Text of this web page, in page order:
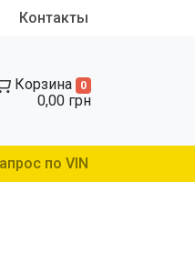
Контакты
Корзина 0
0,00 грн
по VIN